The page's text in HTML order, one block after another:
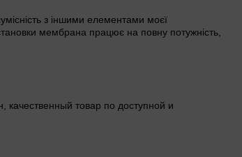
з іншими елементами моєї
мембрана працює на повну потужність,
качественный товар по доступной и